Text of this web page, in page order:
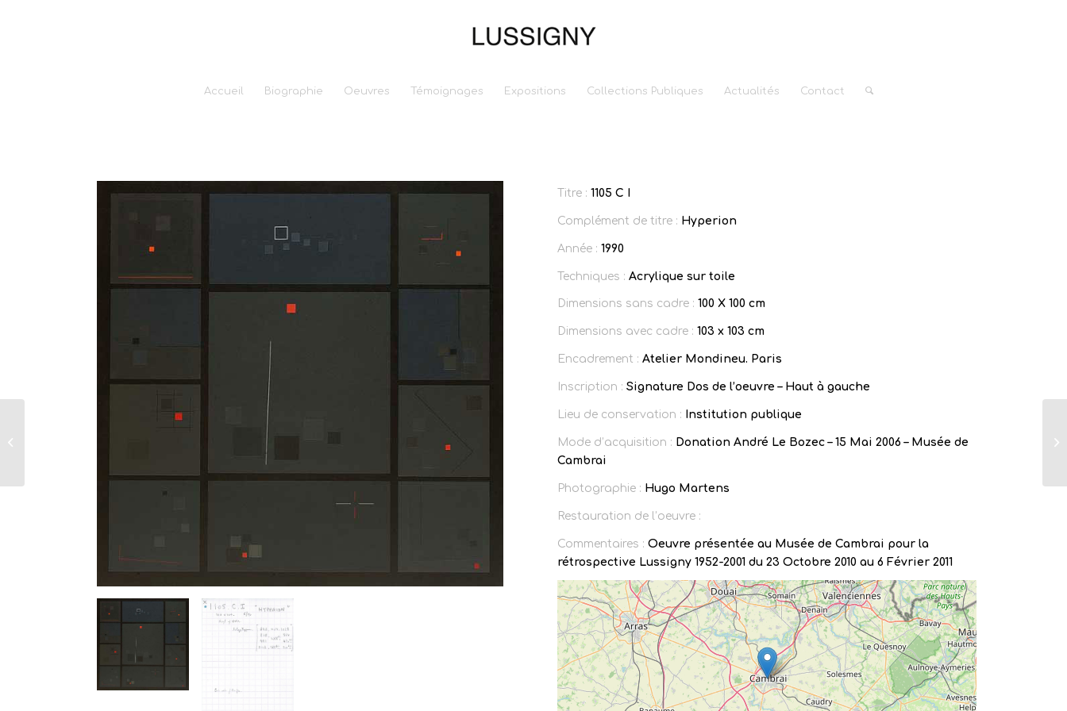
Accueil Biographie Oeuvres Témoignages Expositions Collections Publiques Actualités Contact
Titre : 1105 C I
Complément de titre : Hyperion
Année : 1990
Techniques : Acrylique sur toile
Dimensions sans cadre : 100 X 100 cm
Dimensions avec cadre : 103 x 103 cm
Encadrement : Atelier Mondineu. Paris
Inscription : Signature Dos de l’oeuvre – Haut à gauche
Lieu de conservation : Institution publique
Mode d’acquisition : Donation André Le Bozec – 15 Mai 2006 – Musée de
Cambrai
Photographie : Hugo Martens
Restauration de l’oeuvre :
Commentaires : Oeuvre présentée au Musée de Cambrai pour la
rétrospective Lussigny 1952-2001 du 23 Octobre 2010 au 6 Février 2011